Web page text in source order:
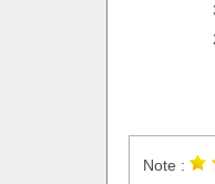
Note :